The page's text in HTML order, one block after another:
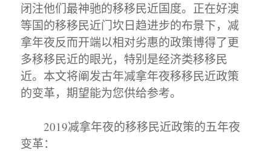
闭注他们最神驰的移移民近国度。正在好澳
等国的移移民近门坎日趋进步的布景下，减
拿年夜反而开端以相对劣惠的政策博得了更
多移移民近的眼光，特别是经济类移移民
近。本文将阐发古年减拿年夜移移民近政策
的变革，期望能为您供给参考。
2019减拿年夜的移移民近政策的五年夜
变革：